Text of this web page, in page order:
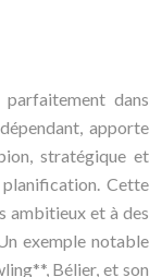
dans
apporte
stratégique et
Cette
ambitieux et à des
exemple notable
Bélier, et son